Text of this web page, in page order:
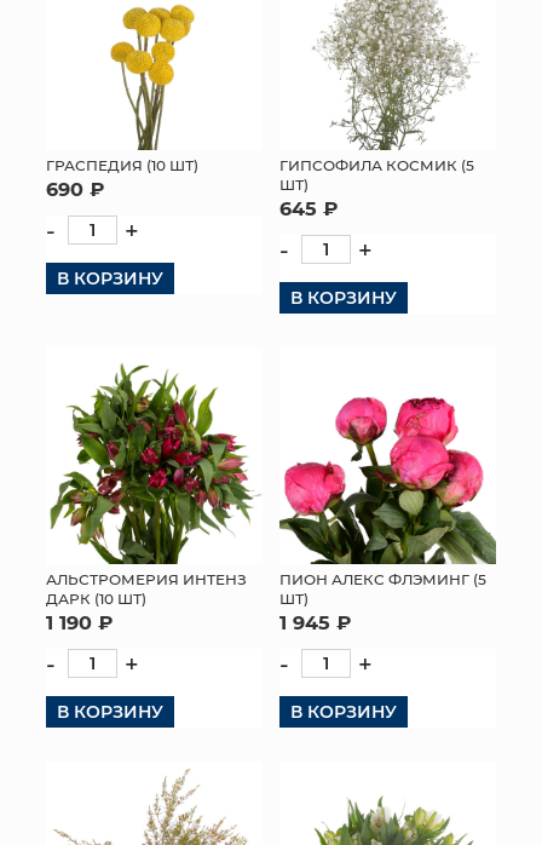
ПАКЕТЫ И СУМКИ
ПОДАРОЧНЫЕ КАРТЫ
ОПТОВЫМ КЛИЕНТАМ
ДОСТАВКА И ОПЛАТА
КОНТАКТЫ
ГРАСПЕДИЯ (10 ШТ)
690 ₽
- +
В КОРЗИНУ
ГИПСОФИЛА КОСМИК (5
ШТ)
645 ₽
- +
В КОРЗИНУ
АЛЬСТРОМЕРИЯ ИНТЕНЗ
ДАРК (10 ШТ)
1 190 ₽
- +
В КОРЗИНУ
ПИОН АЛЕКС ФЛЭМИНГ (5
ШТ)
1 945 ₽
- +
В КОРЗИНУ